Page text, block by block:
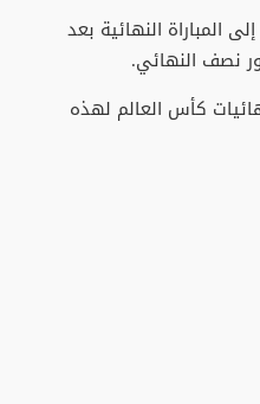
المباراة النهائية بعد
نصف النهائي.
كأس العالم لهذه